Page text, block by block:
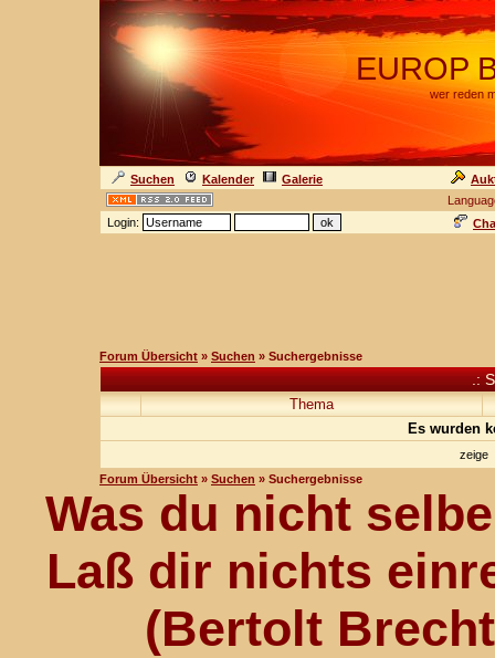
EUROP
wer reden
Suchen Kalender Galerie
Login:
Forum Übersicht » Suchen » Suchergebnisse
.:
Thema
Es wurden
zeige
Forum Übersicht » Suchen » Suchergebnisse
Was du nicht
Laß dir nichts
(Bertolt